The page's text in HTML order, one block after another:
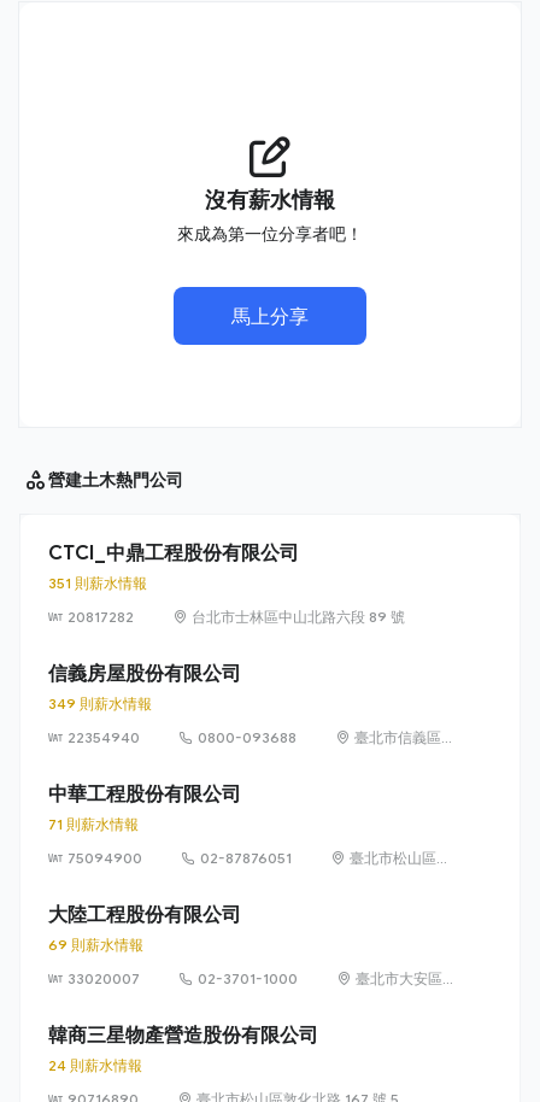
沒有薪水情報
來成為第一位分享者吧！
馬上分享
營建土木熱門公司
CTCI_中鼎工程股份有限公司
351 則薪水情報
20817282
台北市士林區中山北路六段 89 號
信義房屋股份有限公司
349 則薪水情報
22354940
0800-093688
臺北市信義區
中華工程股份有限公司
71 則薪水情報
75094900
02-87876051
臺北市松山區東
大陸工程股份有限公司
69 則薪水情報
33020007
02-3701-1000
臺北市大安區
韓商三星物產營造股份有限公司
24 則薪水情報